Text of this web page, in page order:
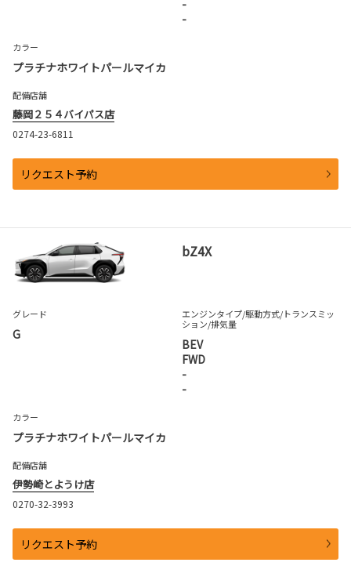
-
-
カラー
プラチナホワイトパールマイカ
配備店舗
藤岡２５４バイパス店
0274-23-6811
リクエスト予約
bZ4X
グレード
G
エンジンタイプ/駆動方式/トランスミッ
ション/排気量
BEV
FWD
-
-
カラー
プラチナホワイトパールマイカ
配備店舗
伊勢崎とようけ店
0270-32-3993
リクエスト予約